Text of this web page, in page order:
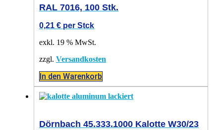
RAL 7016, 100 Stk.
0,21 € per Stck
exkl. 19 % MwSt.
zzgl. Versandkosten
In den Warenkorb
Dörnbach 45.333.1000 Kalotte W30/23